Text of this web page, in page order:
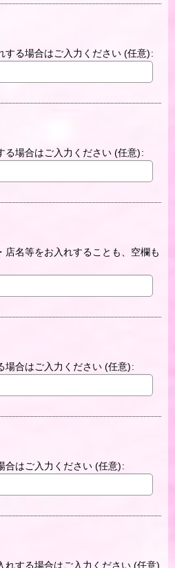
する場合はご入力ください (任意):
る場合はご入力ください (任意):
店名等をお入れすることも、空欄も
場合はご入力ください (任意):
合はご入力ください (任意):
れする場合はご入力ください (任意)